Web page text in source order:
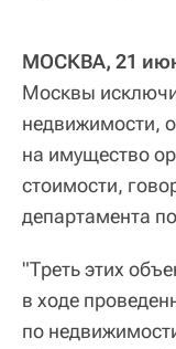
МОСКВА, 21
Москвы
недвижимости,
на имущество
стоимости,
департамента
"Треть этих
в ходе
по